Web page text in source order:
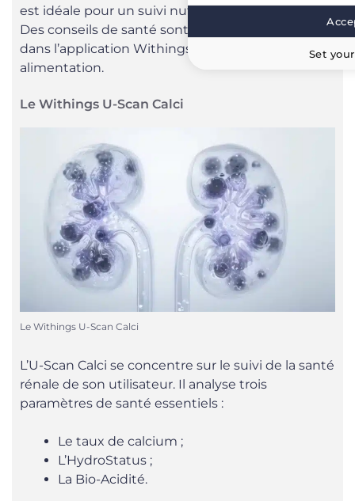
est idéale pour un suivi nutritionnel personnalisé.
Des conseils de santé sont d’ailleurs accessibles
dans l’application Withings+ pour ajuster son
alimentation.
Le Withings U-Scan Calci
Le Withings U-Scan Calci
L’U-Scan Calci se concentre sur le suivi de la santé
rénale de son utilisateur. Il analyse trois
paramètres de santé essentiels :
Le taux de calcium ;
L’HydroStatus ;
La Bio-Acidité.
Set